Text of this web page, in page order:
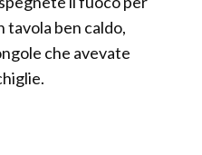
tavola ben caldo,
che avevate